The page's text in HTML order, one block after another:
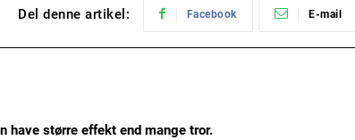
Del denne artikel: Facebook E-mail
større effekt end mange tror.